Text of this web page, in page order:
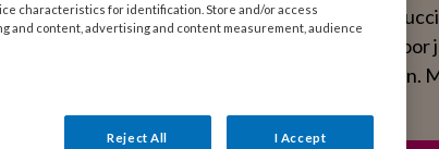
aan een
voedzamer
verplichtingen.
characteristics for identification. Store and/or access
and content, advertising and content measurement, audience
Reject All I Accept